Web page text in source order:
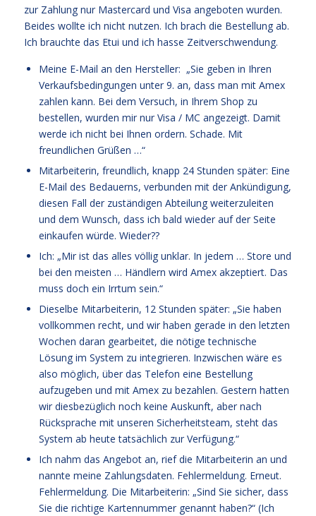
zur Zahlung nur Mastercard und Visa angeboten wurden.
Beides wollte ich nicht nutzen. Ich brach die Bestellung ab.
Ich brauchte das Etui und ich hasse Zeitverschwendung.
Meine E-Mail an den Hersteller: „Sie geben in Ihren
Verkaufsbedingungen unter 9. an, dass man mit Amex
zahlen kann. Bei dem Versuch, in Ihrem Shop zu
bestellen, wurden mir nur Visa / MC angezeigt. Damit
werde ich nicht bei Ihnen ordern. Schade. Mit
freundlichen Grüßen …“
Mitarbeiterin, freundlich, knapp 24 Stunden später: Eine
E-Mail des Bedauerns, verbunden mit der Ankündigung,
diesen Fall der zuständigen Abteilung weiterzuleiten
und dem Wunsch, dass ich bald wieder auf der Seite
einkaufen würde. Wieder??
Ich: „Mir ist das alles völlig unklar. In jedem … Store und
bei den meisten … Händlern wird Amex akzeptiert. Das
muss doch ein Irrtum sein.“
Dieselbe Mitarbeiterin, 12 Stunden später: „Sie haben
vollkommen recht, und wir haben gerade in den letzten
Wochen daran gearbeitet, die nötige technische
Lösung im System zu integrieren. Inzwischen wäre es
also möglich, über das Telefon eine Bestellung
aufzugeben und mit Amex zu bezahlen. Gestern hatten
wir diesbezüglich noch keine Auskunft, aber nach
Rücksprache mit unseren Sicherheitsteam, steht das
System ab heute tatsächlich zur Verfügung.“
Ich nahm das Angebot an, rief die Mitarbeiterin an und
nannte meine Zahlungsdaten. Fehlermeldung. Erneut.
Fehlermeldung. Die Mitarbeiterin: „Sind Sie sicher, dass
Sie die richtige Kartennummer genannt haben?“ (Ich